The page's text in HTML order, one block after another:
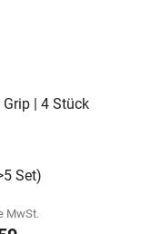
| 4 Stück
Set)
MwSt.